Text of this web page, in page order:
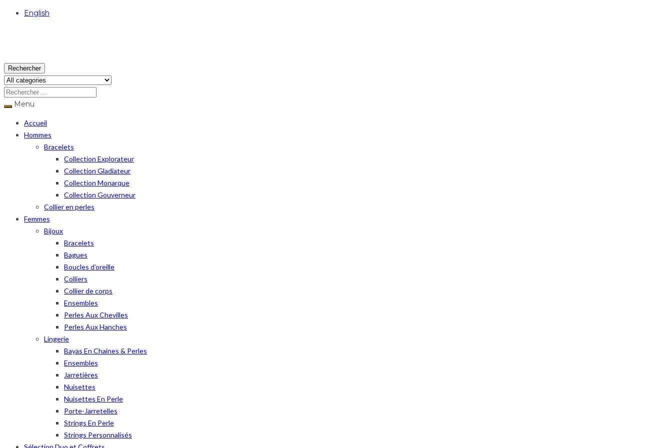
English
Rechercher
Menu
Accueil
Hommes
Bracelets
Collection Explorateur
Collection Gladiateur
Collection Monarque
Collection Gouverneur
Collier en perles
Femmes
Bijoux
Bracelets
Bagues
Boucles d’oreille
Colliers
Collier de corps
Ensembles
Perles Aux Chevilles
Perles Aux Hanches
Lingerie
Bayas En Chaines & Perles
Ensembles
Jarretières
Nuisettes
Nuisettes En Perle
Porte-Jarretelles
Strings En Perle
Strings Personnalisés